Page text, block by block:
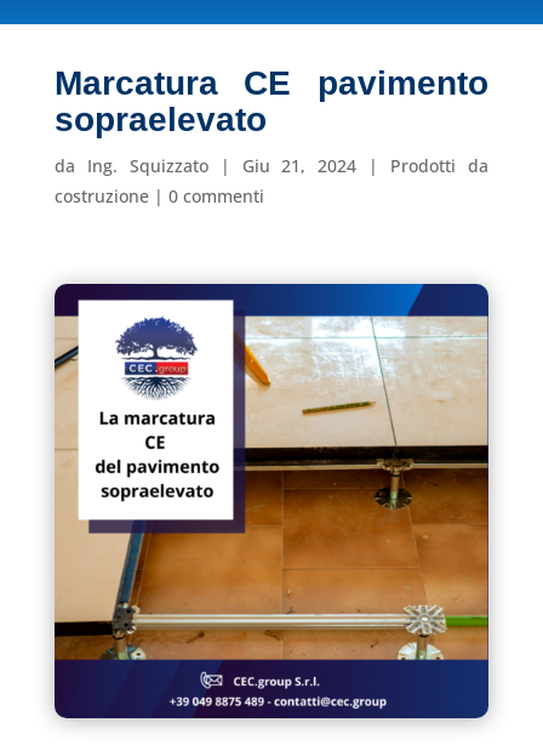
Marcatura CE pavimento
sopraelevato
da Ing. Squizzato| Giu 21, 2024 | Prodotti da
costruzione| 0 commenti